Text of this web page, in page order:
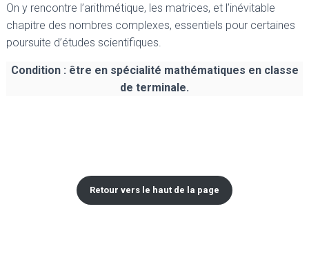
On y rencontre l’arithmétique, les matrices, et l’inévitable
chapitre des nombres complexes, essentiels pour certaines
poursuite d’études scientifiques.
Condition : être en spécialité mathématiques en classe
de terminale.
Retour vers le haut de la page